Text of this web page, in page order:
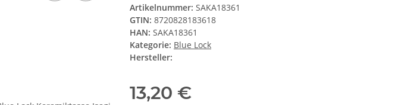
Artikelnummer: SAKA18361
GTIN: 8720828183618
HAN: SAKA18361
Kategorie: Blue Lock
Hersteller:
13,20 €